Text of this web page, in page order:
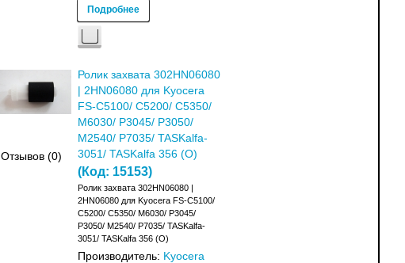
Подробнее
Отзывов (0)
Ролик захвата 302HN06080
| 2HN06080 для Kyocera
FS-C5100/ C5200/ C5350/
M6030/ P3045/ P3050/
M2540/ P7035/ TASKalfa-
3051/ TASKalfa 356 (О)
(Код: 15153)
Ролик захвата 302HN06080 |
2HN06080 для Kyocera FS-C5100/
C5200/ C5350/ M6030/ P3045/
P3050/ M2540/ P7035/ TASKalfa-
3051/ TASKalfa 356 (О)
Производитель: Kyocera